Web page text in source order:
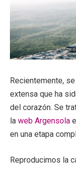
Recientemente,
extensa que ha
del corazón. Se
la web Argensola
en una etapa
Reproducimos la